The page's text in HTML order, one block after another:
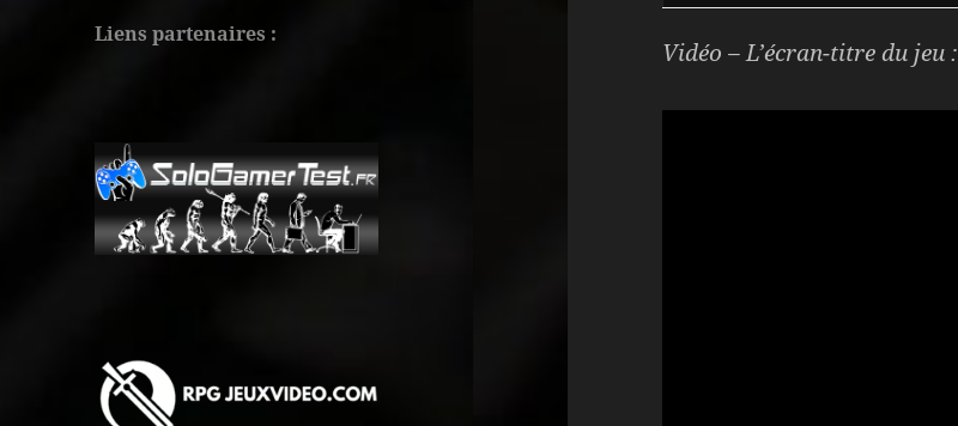
Liens partenaires :
Vidéo – L’écran-titre du jeu :